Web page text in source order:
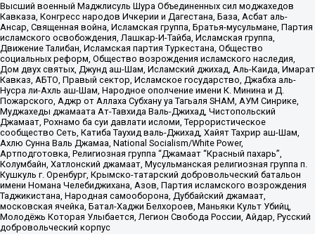
Высший военный Маджлисуль Шура Объединенных сил моджахедов
Кавказа, Конгресс народов Ичкерии и Дагестана, База, Асбат аль-
Ансар, Священная война, Исламская группа, Братья-мусульмане, Партия
исламского освобождения, Лашкар-И-Тайба, Исламская группа,
Движение Талибан, Исламская партия Туркестана, Общество
социальных реформ, Общество возрождения исламского наследия,
Дом двух святых, Джунд аш-Шам, Исламский джихад, Аль-Каида, Имарат
Кавказ, АБТО, Правый сектор, Исламское государство, Джабха аль-
Нусра ли-Ахль аш-Шам, Народное ополчение имени К. Минина и Д.
Пожарского, Аджр от Аллаха Субхану уа Тагьаля SHAM, АУМ Синрике,
Муджахеды джамаата Ат-Тавхида Валь-Джихад, Чистопольский
Джамаат, Рохнамо ба суи давлати исломи, Террористическое
сообщество Сеть, Катиба Таухид валь-Джихад, Хайят Тахрир аш-Шам,
Ахлю Сунна Валь Джамаа, National Socialism/White Power,
Артподготовка, Религиозная группа “Джамаат “Красный пахарь”,
Колумбайн, Хатлонский джамаат, Мусульманская религиозная группа п.
Кушкуль г. Оренбург, Крымско-татарский добровольческий батальон
имени Номана Челебиджихана, Азов, Партия исламского возрождения
Таджикистана, Народная самооборона, Дуббайский джамаат,
московская ячейка, Батал-Хаджи Белхороев, Маньяки Культ Убийц,
Молодёжь Которая Улыбается, Легион Свобода России, Айдар, Русский
добровольческий корпус